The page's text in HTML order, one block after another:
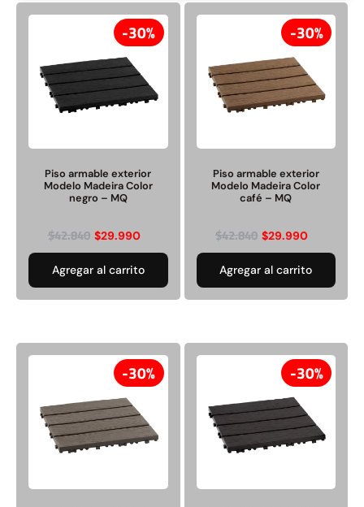
30%
Piso armable exterior
Modelo Madeira Color
negro – MQ
$42.840 $29.990
Agregar al carrito
30%
Piso armable exterior
Modelo Madeira Color
café – MQ
$42.840 $29.990
Agregar al carrito
30% 30%
Rampa Móvil Hidráulica
carga 10ton
$11.790.000
Juego Modular 35
QplayGround
Leer más
Juego Modular 40
50%
Juego Modular 25